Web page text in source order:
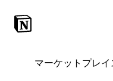
マーケットプレイ